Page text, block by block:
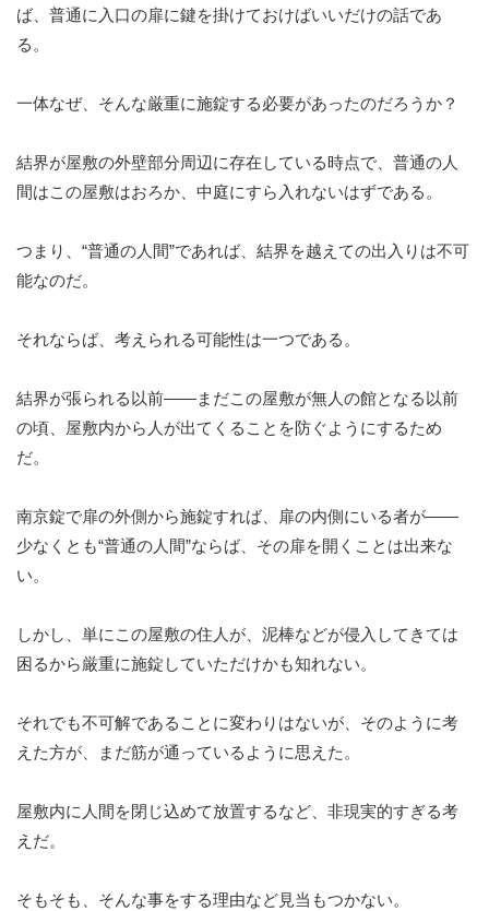
ば、普通に入口の扉に鍵を掛けておけばいいだけの話であ
る。
一体なぜ、そんな厳重に施錠する必要があったのだろうか？
結界が屋敷の外壁部分周辺に存在している時点で、普通の人
間はこの屋敷はおろか、中庭にすら入れないはずである。
つまり、“普通の人間”であれば、結界を越えての出入りは不可
能なのだ。
それならば、考えられる可能性は一つである。
結界が張られる以前——まだこの屋敷が無人の館となる以前
の頃、屋敷内から人が出てくることを防ぐようにするため
だ。
南京錠で扉の外側から施錠すれば、扉の内側にいる者が——
少なくとも“普通の人間”ならば、その扉を開くことは出来な
い。
しかし、単にこの屋敷の住人が、泥棒などが侵入してきては
困るから厳重に施錠していただけかも知れない。
それでも不可解であることに変わりはないが、そのように考
えた方が、まだ筋が通っているように思えた。
屋敷内に人間を閉じ込めて放置するなど、非現実的すぎる考
えだ。
そもそも、そんな事をする理由など見当もつかない。